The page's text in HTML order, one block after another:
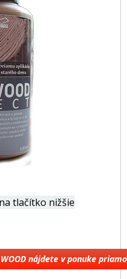
tlačítko nižšie
WOOD nájdete v ponuke